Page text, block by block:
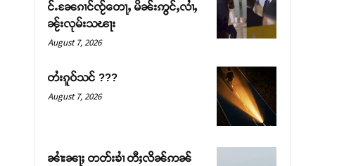
င်ႉၼႄၵၢင်ၸႂ်တေႃႇ မိၼ်းဢွင်ႇလၢႆႇ
ၼႂ်းလုမ်းသၽႃး
August 7, 2026
တႆးၵူဝ်သင် ???
August 7, 2026
ၼၢႆးၼႃႈ တတ်းၶၢႆ တီႈလိၼ်ဢၼ်